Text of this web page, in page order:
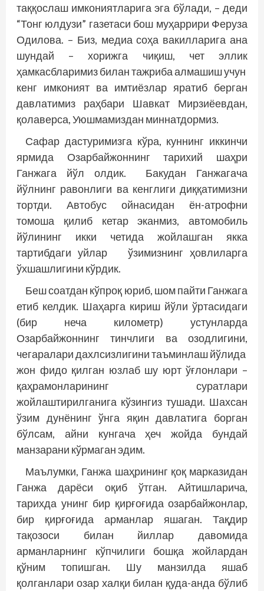
таққослаш имкониятларига эга бўлади, – деди
“Тонг юлдузи” газетаси бош муҳаррири Феруза
Одилова. – Биз, медиа соҳа вакилларига ана
шундай – хорижга чиқиш, чет эллик
ҳамкасбларимиз билан тажриба алмашиш учун
кенг имконият ва имтиёзлар яратиб берган
давлатимиз раҳбари Шавкат Мирзиёевдан,
қолаверса, Уюшмамиздан миннатдормиз.
Сафар дастуримизга кўра, куннинг иккинчи
ярмида Озарбайжоннинг тарихий шаҳри
Ганжага йўл олдик. Бакудан Ганжагача
йўлнинг равонлиги ва кенглиги диққатимизни
тортди. Автобус ойнасидан ён-атрофни
томоша қилиб кетар эканмиз, автомобиль
йўлининг икки четида жойлашган якка
тартибдаги уйлар ўзимизнинг ҳовлиларга
ўхшашлигини кўрдик.
Беш соатдан кўпроқ юриб, шом пайти Ганжага
етиб келдик. Шаҳарга кириш йўли ўртасидаги
(бир неча километр) устунларда
Озарбайжоннинг тинчлиги ва озодлигини,
чегаралари дахлсизлигини таъминлаш йўлида
жон фидо қилган юзлаб шу юрт ўғлонлари –
қаҳрамонларининг суратлари
жойлаштирилганига кўзингиз тушади. Шахсан
ўзим дунёнинг ўнга яқин давлатига борган
бўлсам, айни кунгача ҳеч жойда бундай
манзарани кўрмаган эдим.
Маълумки, Ганжа шаҳрининг қоқ марказидан
Ганжа дарёси оқиб ўтган. Айтишларича,
тарихда унинг бир қирғоғида озарбайжонлар,
бир қирғоғида арманлар яшаган. Тақдир
тақозоси билан йиллар давомида
арманларнинг кўпчилиги бошқа жойлардан
қўним топишган. Шу манзилда яшаб
қолганлари озар халқи билан қуда-анда бўлиб